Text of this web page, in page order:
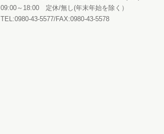
09:00～18:00 定休/無し(年末年始を除く）
TEL:0980-43-5577/FAX:0980-43-5578